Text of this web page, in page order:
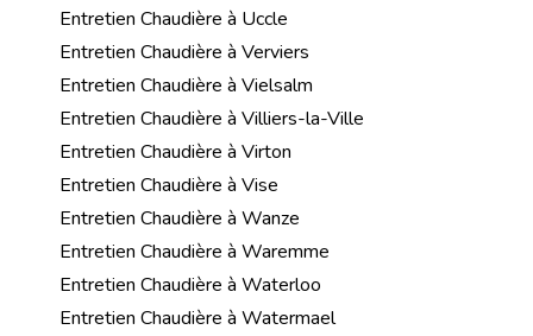
Entretien Chaudière à Uccle
Entretien Chaudière à Verviers
Entretien Chaudière à Vielsalm
Entretien Chaudière à Villiers-la-Ville
Entretien Chaudière à Virton
Entretien Chaudière à Vise
Entretien Chaudière à Wanze
Entretien Chaudière à Waremme
Entretien Chaudière à Waterloo
Entretien Chaudière à Watermael